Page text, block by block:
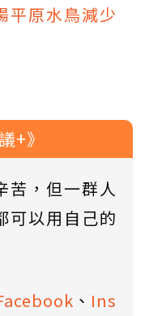
平原水鳥減少
+》
苦，但一群人
可以用自己的
、 Ins